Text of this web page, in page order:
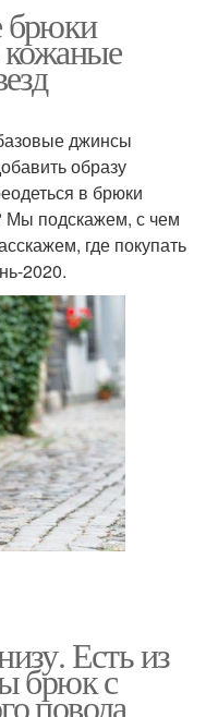
брюки
кожаные
джинсы
образу
в брюки
Мы подскажем, с чем
где покупать
2020.
Есть из
брюк с
повода